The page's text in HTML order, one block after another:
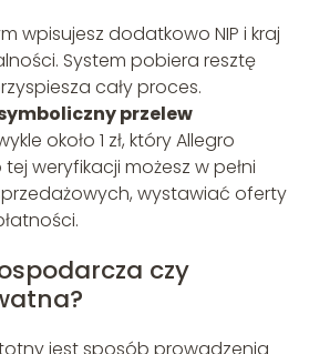
wpisujesz dodatkowo NIP i kraj
System pobiera resztę
cały proces.
przelew
około 1 zł, który Allegro
weryfikacji możesz w pełni
wystawiać oferty
czy